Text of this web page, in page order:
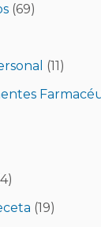
(69)
(11)
(19)